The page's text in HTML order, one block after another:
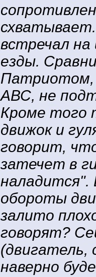
встречал
езды.
Патриотом,
АВС, не
Кроме того
движок и
говорит,
затечет в
обороты
залито
говорят?
(двигатель,
наверно